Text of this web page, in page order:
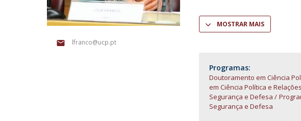
Centro de Investigação do Instituto de
Palestra Anual
Conferências
IEP Alumni Club
Career Day
lfranco@ucp.pt
MOSTRAR MAIS
Programas:
Doutoramento em Ciência
em Ciência Política e
Segurança e Defesa
Segurança e Defesa